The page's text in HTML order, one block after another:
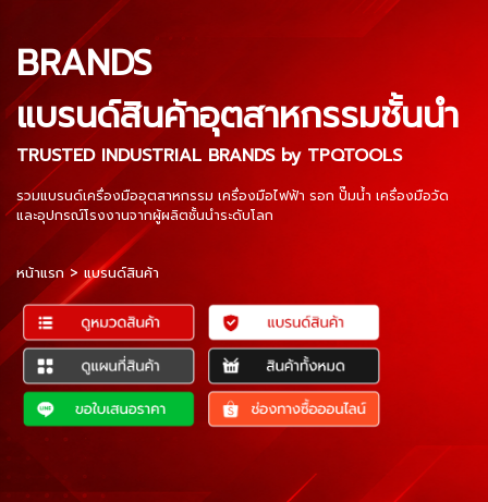
BRANDS
แบรนด์สินค้าอุตสาหกรรมชั้นนำ
TRUSTED INDUSTRIAL BRANDS by TPQTOOLS
รวมแบรนด์เครื่องมืออุตสาหกรรม เครื่องมือไฟฟ้า รอก ปั๊มน้ำ เครื่องมือวัด
และอุปกรณ์โรงงานจากผู้ผลิตชั้นนำระดับโลก
หน้าแรก>แบรนด์สินค้า